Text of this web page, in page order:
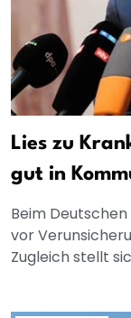
Lies zu
gut in
Beim
vor
Zugleich stellt